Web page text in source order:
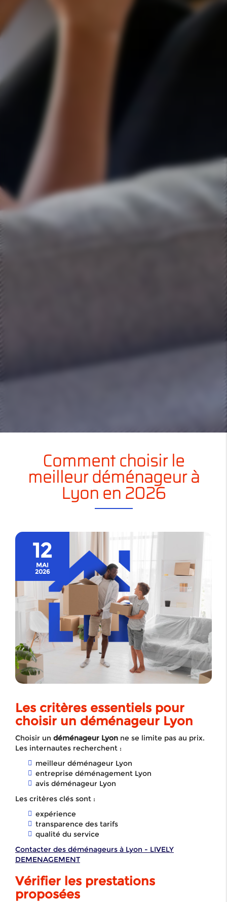
Comment choisir le
meilleur déménageur à
Lyon en 2026
12
MAI
2026
Les critères essentiels pour
choisir un déménageur Lyon
Choisir un déménageur Lyon ne se limite pas au prix.
Les internautes recherchent :
meilleur déménageur Lyon
entreprise déménagement Lyon
avis déménageur Lyon
Les critères clés sont :
expérience
transparence des tarifs
qualité du service
Contacter des déménageurs à Lyon - LIVELY
DEMENAGEMENT
Vérifier les prestations
proposées